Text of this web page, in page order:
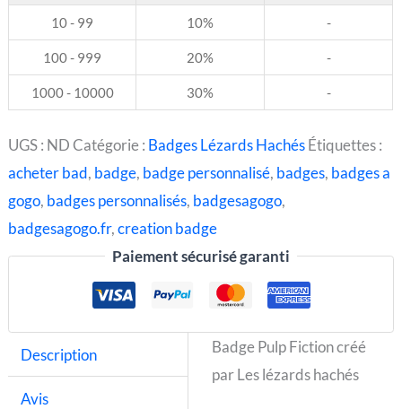
10 - 99 10% -
100 - 999 20% -
1000 - 10000 30% -
UGS : NDCatégorie : Badges Lézards HachésÉtiquettes :
acheter bad, badge, badge personnalisé, badges, badges a
gogo, badges personnalisés, badgesagogo,
badgesagogo.fr,creation badge
Paiement sécurisé garanti
Description
Avis
Badge Pulp Fiction créé
par Les lézards hachés